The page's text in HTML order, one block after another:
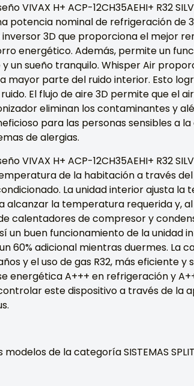
VIVAX H+ ACP-12CH35AEHI+ R32
potencia nominal de refrigeración de
3D que proporciona el mejor
energético. Además, permite un
un sueño tranquilo. Whisper Air
mayor parte del ruido interior. Esto
El flujo de aire 3D permite que el
eliminan los contaminantes y
para las personas sensibles a
de alergias.
VIVAX H+ ACP-12CH35AEHI+ R32
de la habitación a través
La unidad interior ajusta
alcanzar la temperatura requerida y,
calentadores de compresor y
un buen funcionamiento de la unidad
60% adicional mientras duermes. La
y el uso de gas R32, más eficiente
energética A+++ en refrigeración y
este dispositivo a través de la
de la categoría SISTEMAS